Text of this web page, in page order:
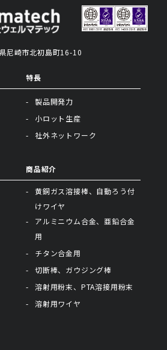
崎市北初島町16-10
特長
製品開発力
小ロット生産
社外ネットワーク
商品紹介
黄銅ガス溶接棒、自動ろう付
けワイヤ
アルミニウム合金、亜鉛合金
用
チタン合金用
切断棒、ガウジング棒
溶射用粉末、PTA溶接用粉末
溶射用ワイヤ